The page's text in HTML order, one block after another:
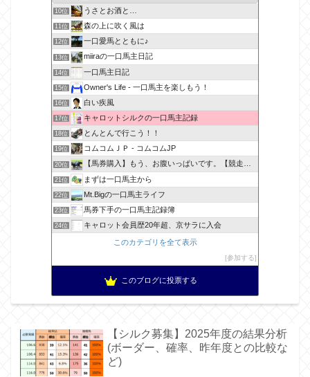
10位 うさとお酒と…
11位 森の上に吹く風は
12位 一口愛馬とともに♪
13位 miiraの一口馬主日記
14位 一口馬主日記
15位 Owner's Life - 一口馬主を楽しもう！
16位 白い疾風
17位 キャロットシルクの一口馬主記録
18位 とんとんで行こう！！
19位 コムコムＪＰ - コムコムJP
20位 【馬券購入】もう、お腹いっぱいです。【競走馬出資】
21位 まずは一口馬主から
22位 Mt.Bigの一口馬主ライフ
23位 馬券下手の一口馬主記録簿
24位 キャロット会員歴20年超、京サラに入会
このカテゴリを全て表示
参加する
このブログに投票する
【シルク募集】2025年度の結果分析
(ボーダー、確率、昨年度との比較な
ど)